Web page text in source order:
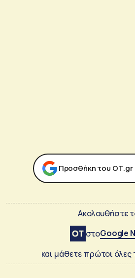
Προσθήκη του ΟΤ.gr
Ακολουθήστε
στοGoogle
και μάθετε πρώτοι όλες